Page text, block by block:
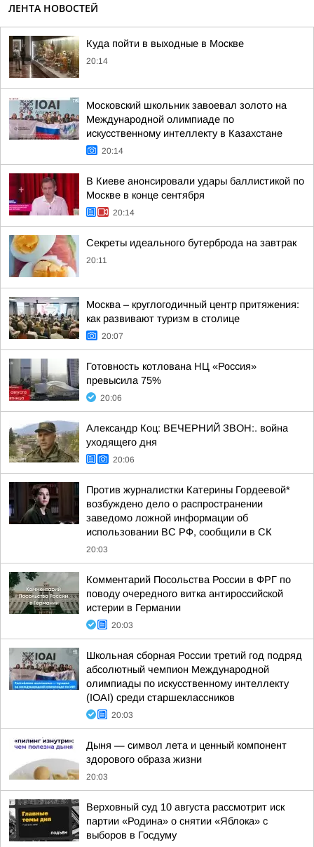
ЛЕНТА НОВОСТЕЙ
Куда пойти в выходные в Москве
20:14
Московский школьник завоевал золото на
Международной олимпиаде по
искусственному интеллекту в Казахстане
20:14
В Киеве анонсировали удары баллистикой по
Москве в конце сентября
20:14
Секреты идеального бутерброда на завтрак
20:11
Москва – круглогодичный центр притяжения:
как развивают туризм в столице
20:07
Готовность котлована НЦ «Россия»
превысила 75%
20:06
Александр Коц: ВЕЧЕРНИЙ ЗВОН:. война
уходящего дня
20:06
Против журналистки Катерины Гордеевой*
возбуждено дело о распространении
заведомо ложной информации об
использовании ВС РФ, сообщили в СК
20:03
Комментарий Посольства России в ФРГ по
поводу очередного витка антироссийской
истерии в Германии
20:03
Школьная сборная России третий год подряд
абсолютный чемпион Международной
олимпиады по искусственному интеллекту
(IOAI) среди старшеклассников
20:03
Дыня — символ лета и ценный компонент
здорового образа жизни
20:03
Верховный суд 10 августа рассмотрит иск
партии «Родина» о снятии «Яблока» с
выборов в Госдуму